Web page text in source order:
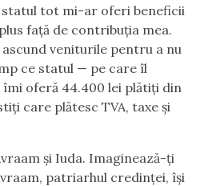
tot mi-ar oferi beneficii
față de contribuția mea.
veniturile pentru a nu
ce statul — pe care îl
îmi oferă 44.400 lei plătiți din
care plătesc TVA, taxe și
și Iuda. Imaginează-ți
patriarhul credinței, își